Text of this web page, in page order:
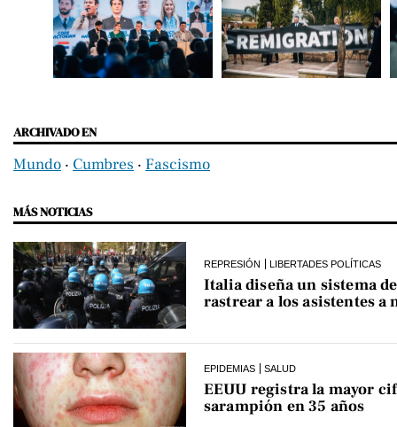
ARCHIVADO EN
Mundo ‧ Cumbres ‧ Fascismo
MÁS NOTICIAS
REPRESIÓN LIBERTADES POLÍTICAS
Italia diseña un sistema
rastrear a los asistentes a
EPIDEMIAS SALUD
EEUU registra la mayor
sarampión en 35 años